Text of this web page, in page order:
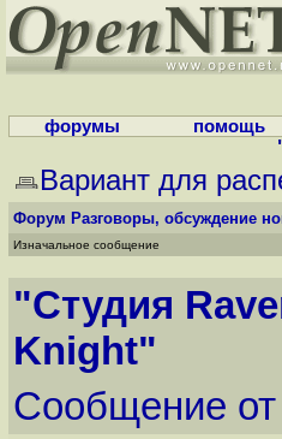
форумы помощь
Вариант для
Форум Разговоры, обсуждение
Изначальное сообщение
"Студия
Knight"
Сообщение от